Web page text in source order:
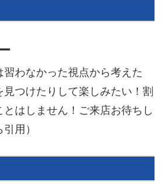
習わなかった視点から考えた
見つけたりして楽しみたい！割
とはしません！ご来店お待ちし
用）